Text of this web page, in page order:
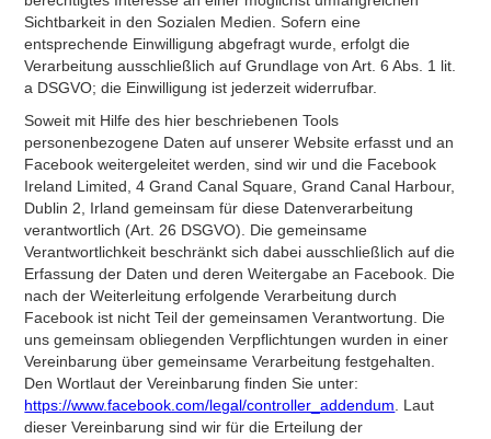
Sichtbarkeit in den Sozialen Medien. Sofern eine
entsprechende Einwilligung abgefragt wurde, erfolgt die
Verarbeitung ausschließlich auf Grundlage von Art. 6 Abs. 1 lit.
a DSGVO; die Einwilligung ist jederzeit widerrufbar.
Soweit mit Hilfe des hier beschriebenen Tools
personenbezogene Daten auf unserer Website erfasst und an
Facebook weitergeleitet werden, sind wir und die Facebook
Ireland Limited, 4 Grand Canal Square, Grand Canal Harbour,
Dublin 2, Irland gemeinsam für diese Datenverarbeitung
verantwortlich (Art. 26 DSGVO). Die gemeinsame
Verantwortlichkeit beschränkt sich dabei ausschließlich auf die
Erfassung der Daten und deren Weitergabe an Facebook. Die
nach der Weiterleitung erfolgende Verarbeitung durch
Facebook ist nicht Teil der gemeinsamen Verantwortung. Die
uns gemeinsam obliegenden Verpflichtungen wurden in einer
Vereinbarung über gemeinsame Verarbeitung festgehalten.
Den Wortlaut der Vereinbarung finden Sie unter:
https://www.facebook.com/legal/controller_addendum . Laut
dieser Vereinbarung sind wir für die Erteilung der